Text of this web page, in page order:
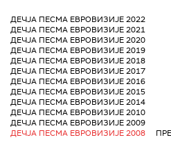
ДЕЧЈА ПЕСМА ЕВРОВИЗИЈЕ 2022
ДЕЧЈА ПЕСМА ЕВРОВИЗИЈЕ 2021
ДЕЧЈА ПЕСМА ЕВРОВИЗИЈЕ 2020
ДЕЧЈА ПЕСМА ЕВРОВИЗИЈЕ 2019
ДЕЧЈА ПЕСМА ЕВРОВИЗИЈЕ 2018
ДЕЧЈА ПЕСМА ЕВРОВИЗИЈЕ 2017
ДЕЧЈА ПЕСМА ЕВРОВИЗИЈЕ 2016
ДЕЧЈА ПЕСМА ЕВРОВИЗИЈЕ 2015
ДЕЧЈА ПЕСМА ЕВРОВИЗИЈЕ 2014
ДЕЧЈА ПЕСМА ЕВРОВИЗИЈЕ 2010
ДЕЧЈА ПЕСМА ЕВРОВИЗИЈЕ 2009
ДЕЧЈА ПЕСМА ЕВРОВИЗИЈЕ 2008